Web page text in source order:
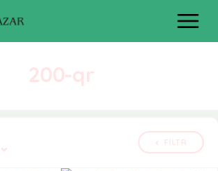
200-qr
FILTR